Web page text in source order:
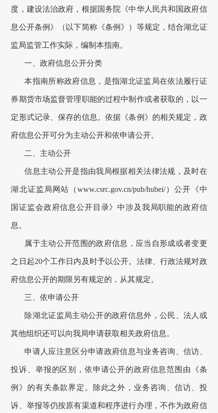
度，建设法治政府，根据国务院《中华人民共和国政府信
息公开条例》（以下简称《条例》）等规定，结合湖北证
监局监管工作实际，编制本指南。
一、政府信息公开分类
本指南所称政府信息 ，是指湖北证监局在依法履行证
券期货市场监督管理职能的过程中制作或者获取的，以一
定形式记录、保存的信息。依据《条例》的相关规定，政
府信息公开可分为主动公开和依申请公开。
二、 主动公开
信息主动公开是指由我局根据相关法律法规 ， 及时在
湖北证监局网站（www.csrc.gov.cn/pub/hubei/）公开 《中
国证监会政府信息公开目录》中涉及我局职能的政府信
息 。
属于主动公开范围的政府信息，应当自形成或者变更
之日起20个工作日内及时予以公开。法律、行政法规对政
府信息公开的期限另有规定的，从其规定。
三、依申请公开
除湖北证监局主动公开的政府信息外，公民、法人或
其他组织还可以向我局申请获取相关政府信息。
申请人应注意区分申请政府信息与业务咨询、信访、
投诉、举报的区别，依申请公开的政府信息范围由《条
例》的有关条款界定。除此之外，业务咨询、信访、投
诉、举报等仍按原有渠道和程序进行办理，不作为政府信